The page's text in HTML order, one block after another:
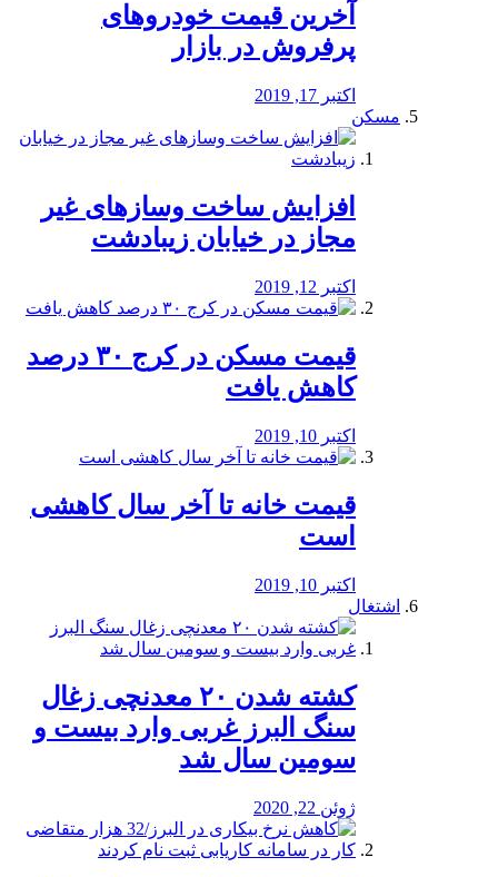
آخرین قیمت خودرو‌های
پرفروش در بازار
اکتبر 17, 2019
مسکن
افزایش ساخت وسازهای غیر
مجاز در خیابان زیبادشت
اکتبر 12, 2019
️قیمت مسکن در کرج ۳۰ درصد
کاهش یافت
اکتبر 10, 2019
قیمت خانه تا آخر سال کاهشی
است
اکتبر 10, 2019
اشتغال
کشته شدن ۲۰ معدنچی زغال
سنگ البرز غربی وارد بیست و
سومین سال شد
ژوئن 22, 2020